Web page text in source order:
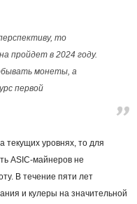
то
пройдет в 2024 году.
монеты, а
первой
текущих уровнях, то для
ASIC-майнеров не
В течение пяти лет
и кулеры на значительной